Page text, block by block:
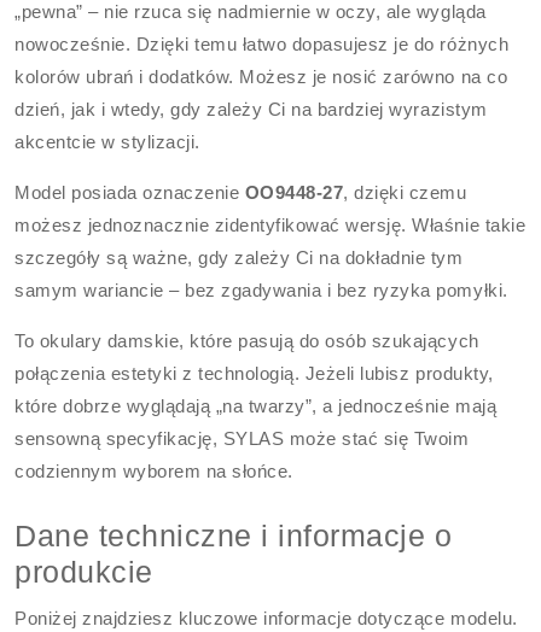
„pewna” – nie rzuca się nadmiernie w oczy, ale wygląda
nowocześnie. Dzięki temu łatwo dopasujesz je do różnych
kolorów ubrań i dodatków. Możesz je nosić zarówno na co
dzień, jak i wtedy, gdy zależy Ci na bardziej wyrazistym
akcentcie w stylizacji.
Model posiada oznaczenie OO9448-27, dzięki czemu
możesz jednoznacznie zidentyfikować wersję. Właśnie takie
szczegóły są ważne, gdy zależy Ci na dokładnie tym
samym wariancie – bez zgadywania i bez ryzyka pomyłki.
To okulary damskie, które pasują do osób szukających
połączenia estetyki z technologią. Jeżeli lubisz produkty,
które dobrze wyglądają „na twarzy”, a jednocześnie mają
sensowną specyfikację, SYLAS może stać się Twoim
codziennym wyborem na słońce.
Dane techniczne i informacje o
produkcie
Poniżej znajdziesz kluczowe informacje dotyczące modelu.